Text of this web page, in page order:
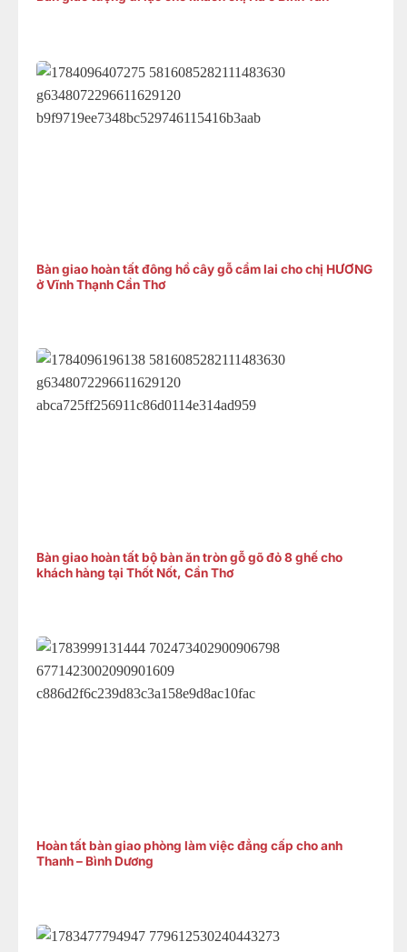
Bàn giao hoàn tất đông hồ cây gỗ cẩm lai cho chị HƯƠNG
ở Vĩnh Thạnh Cần Thơ
Bàn giao hoàn tất bộ bàn ăn tròn gỗ gõ đỏ 8 ghế cho
khách hàng tại Thốt Nốt, Cần Thơ
Hoàn tất bàn giao phòng làm việc đẳng cấp cho anh
Thanh – Bình Dương